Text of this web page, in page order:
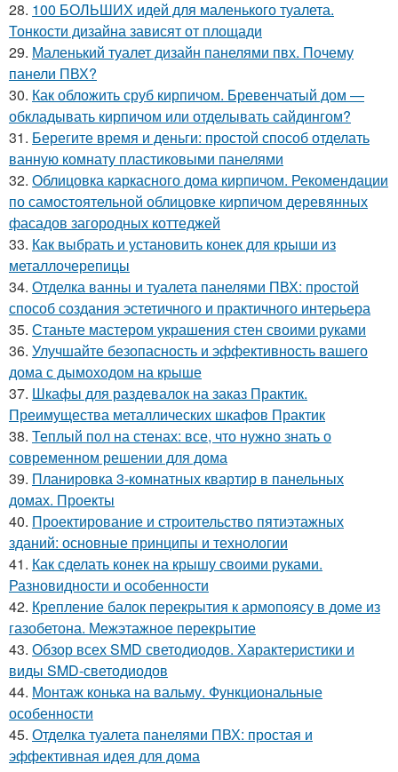
28. 100 БОЛЬШИХ идей для маленького туалета.
Тонкости дизайна зависят от площади
29. Маленький туалет дизайн панелями пвх. Почему
панели ПВХ?
30. Как обложить сруб кирпичом. Бревенчатый дом —
обкладывать кирпичом или отделывать сайдингом?
31. Берегите время и деньги: простой способ отделать
ванную комнату пластиковыми панелями
32. Облицовка каркасного дома кирпичом. Рекомендации
по самостоятельной облицовке кирпичом деревянных
фасадов загородных коттеджей
33. Как выбрать и установить конек для крыши из
металлочерепицы
34. Отделка ванны и туалета панелями ПВХ: простой
способ создания эстетичного и практичного интерьера
35. Станьте мастером украшения стен своими руками
36. Улучшайте безопасность и эффективность вашего
дома с дымоходом на крыше
37. Шкафы для раздевалок на заказ Практик.
Преимущества металлических шкафов Практик
38. Теплый пол на стенах: все, что нужно знать о
современном решении для дома
39. Планировка 3-комнатных квартир в панельных
домах. Проекты
40. Проектирование и строительство пятиэтажных
зданий: основные принципы и технологии
41. Как сделать конек на крышу своими руками.
Разновидности и особенности
42. Крепление балок перекрытия к армопоясу в доме из
газобетона. Межэтажное перекрытие
43. Обзор всех SMD светодиодов. Характеристики и
виды SMD-светодиодов
44. Монтаж конька на вальму. Функциональные
особенности
45. Отделка туалета панелями ПВХ: простая и
эффективная идея для дома